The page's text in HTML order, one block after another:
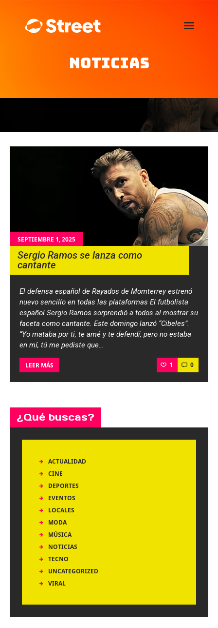
Noticias
La Street FM 101.5
Noticias
Publicitá
Familia de auspiciantes
SEPTIEMBRE 1, 2025
Sergio Ramos se lanza como
cantante
El defensa español de Rayados de Momterrey estrenó
nuevo sencillo en todas las plataformas El futbolista
español Sergio Ramos sorprendió a todos al mostrar su
faceta como cantante. Este domingo lanzó “Cibeles”.
“Yo mataba por ti, te amé y te defendí, pero no estaba
en mí, tú me pediste que…
LEER MÁS 1 0
¿Qué buscas?
ACTUALIDAD
CINE
DEPORTES
EVENTOS
LOCALES
MODA
MÚSICA
NOTICIAS
TECNO
UNCATEGORIZED
VIRAL